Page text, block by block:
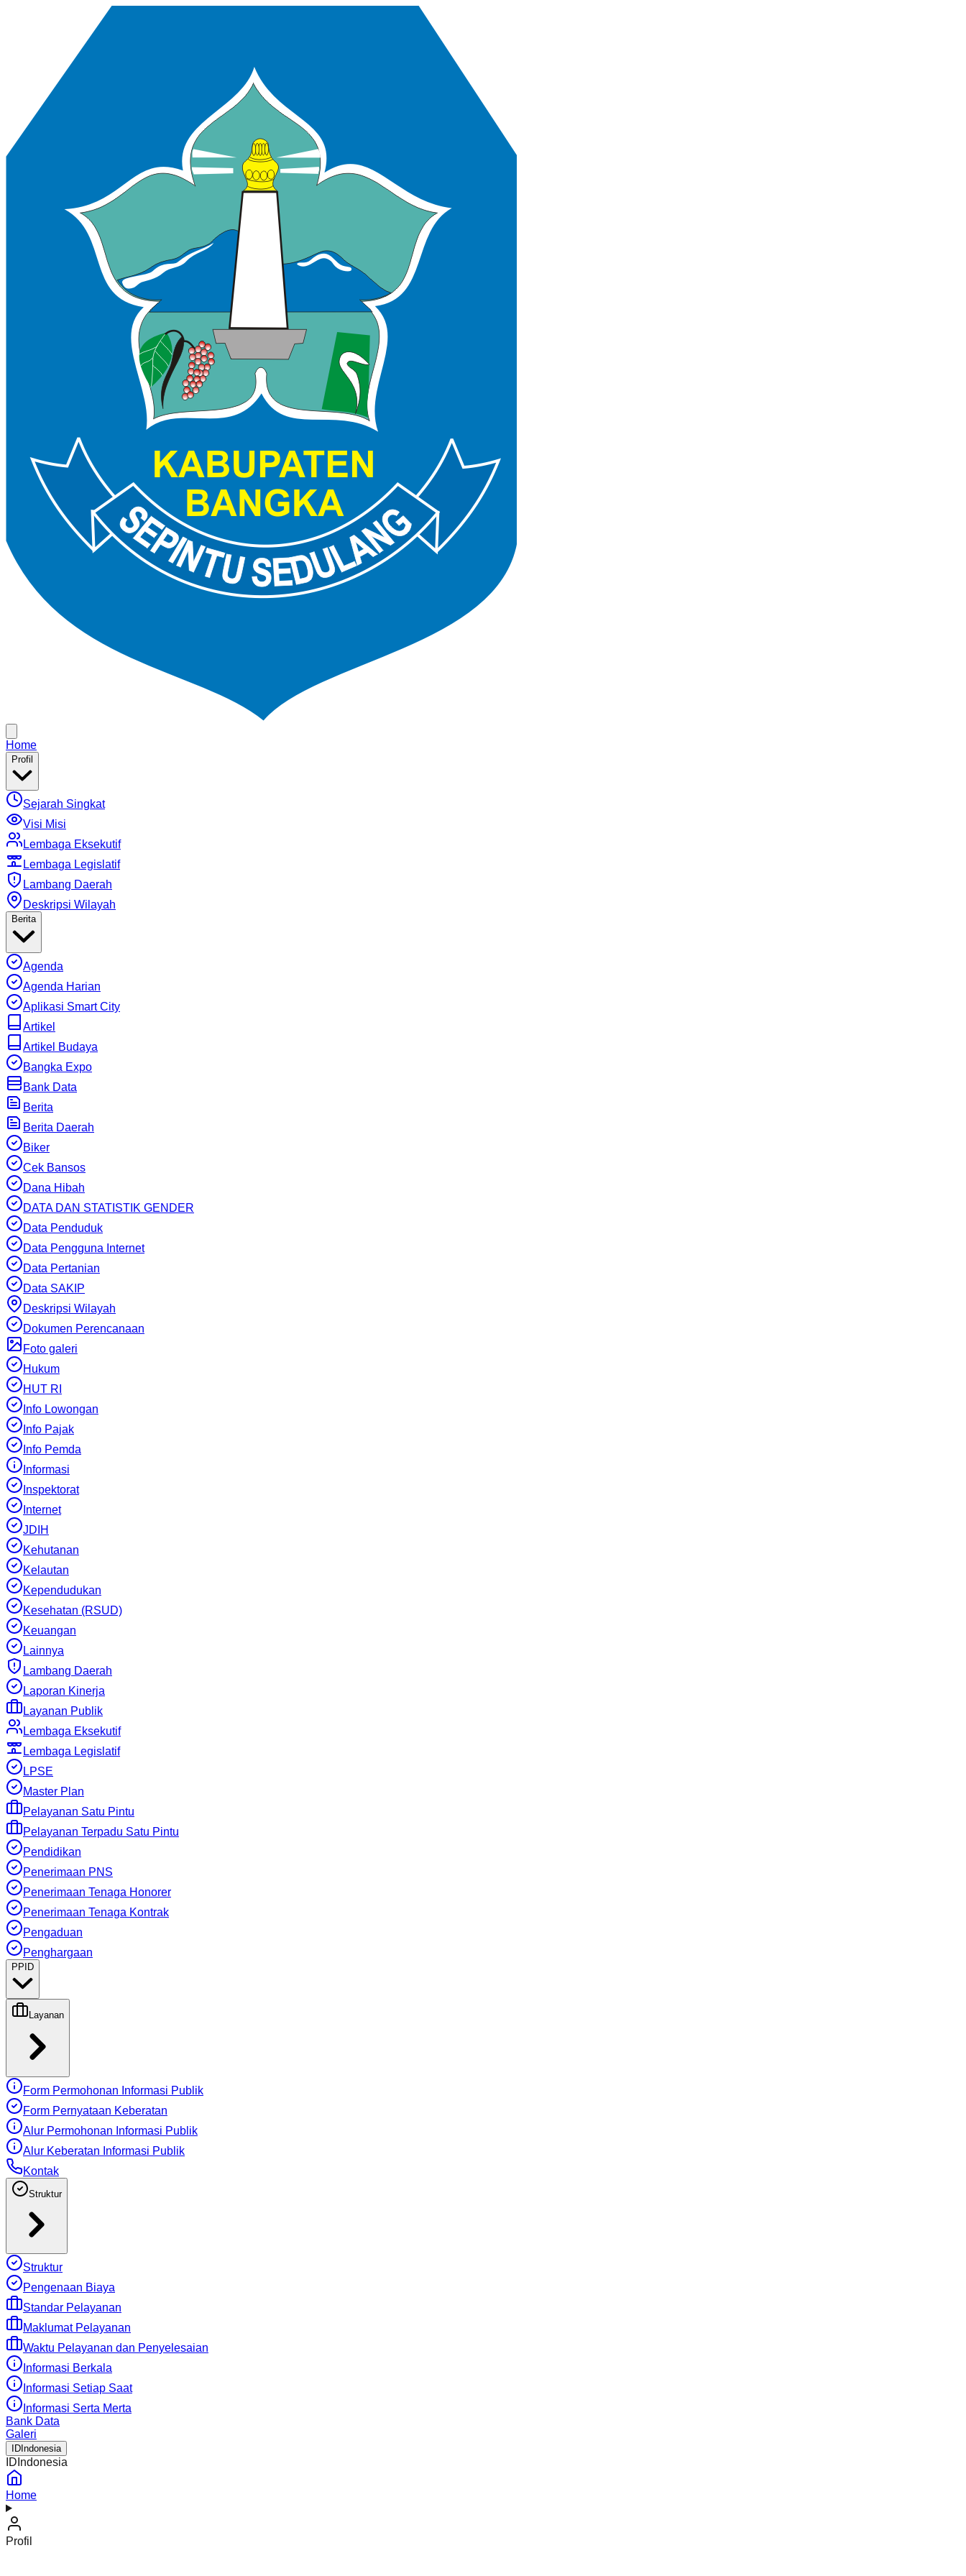
Home
Profil
Sejarah Singkat
Visi Misi
Lembaga Eksekutif
Lembaga Legislatif
Lambang Daerah
Deskripsi Wilayah
Berita
Agenda
Agenda Harian
Aplikasi Smart City
Artikel
Artikel Budaya
Bangka Expo
Bank Data
Berita
Berita Daerah
Biker
Cek Bansos
Dana Hibah
DATA DAN STATISTIK GENDER
Data Penduduk
Data Pengguna Internet
Data Pertanian
Data SAKIP
Deskripsi Wilayah
Dokumen Perencanaan
Foto galeri
Hukum
HUT RI
Info Lowongan
Info Pajak
Info Pemda
Informasi
Inspektorat
Internet
JDIH
Kehutanan
Kelautan
Kependudukan
Kesehatan (RSUD)
Keuangan
Lainnya
Lambang Daerah
Laporan Kinerja
Layanan Publik
Lembaga Eksekutif
Lembaga Legislatif
LPSE
Master Plan
Pelayanan Satu Pintu
Pelayanan Terpadu Satu Pintu
Pendidikan
Penerimaan PNS
Penerimaan Tenaga Honorer
Penerimaan Tenaga Kontrak
Pengaduan
Penghargaan
PPID
Layanan
Form Permohonan Informasi Publik
Form Pernyataan Keberatan
Alur Permohonan Informasi Publik
Alur Keberatan Informasi Publik
Kontak
Struktur
Struktur
Pengenaan Biaya
Standar Pelayanan
Maklumat Pelayanan
Waktu Pelayanan dan Penyelesaian
Informasi Berkala
Informasi Setiap Saat
Informasi Serta Merta
Bank Data
Galeri
ID Indonesia
ID Indonesia
Home
Profil